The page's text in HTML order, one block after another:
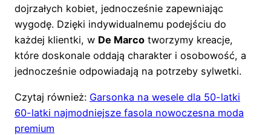
dojrzałych kobiet, jednocześnie zapewniając
wygodę. Dzięki indywidualnemu podejściu do
każdej klientki, w De Marco tworzymy kreacje,
które doskonale oddają charakter i osobowość, a
jednocześnie odpowiadają na potrzeby sylwetki.
Czytaj również: Garsonka na wesele dla 50-latki
60-latki najmodniejsze fasola nowoczesna moda
premium